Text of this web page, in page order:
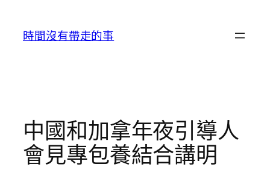
時間沒有帶走的事
中國和加拿年夜引導人
會見專包養結合講明